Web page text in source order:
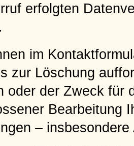
erfolgten
im
zur Löschung
oder der Zweck für
Bearbeitung
–